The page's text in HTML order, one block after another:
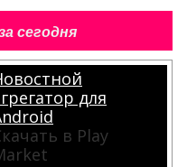
сегодня
для
в Play